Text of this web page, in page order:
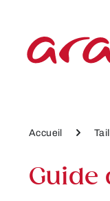
Accueil
Guide